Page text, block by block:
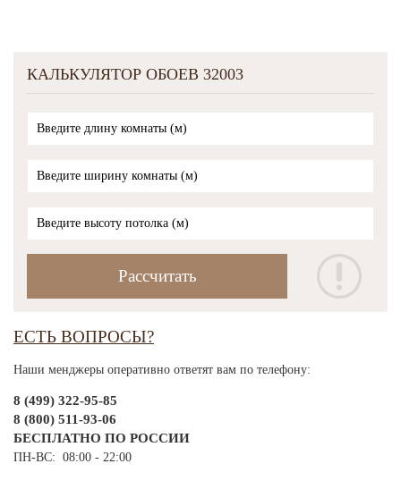
КАЛЬКУЛЯТОР ОБОЕВ 32003
ЕСТЬ ВОПРОСЫ?
Наши менджеры оперативно ответят вам по телефону:
8 (499) 322-95-85
8 (800) 511-93-06
БЕСПЛАТНО ПО РОССИИ
ПН-ВС: 08:00 - 22:00